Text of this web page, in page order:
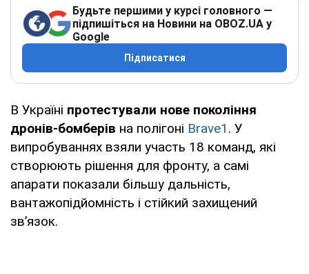
Будьте першими у курсі головного —
підпишіться на Новини на OBOZ.UA у
Google
Підписатися
В Україні протестували нове покоління
дронів-бомберів на полігоні Brave1 . У
випробуваннях взяли участь 18 команд, які
створюють рішення для фронту, а самі
апарати показали більшу дальність,
вантажопідйомність і стійкий захищений
зв’язок.